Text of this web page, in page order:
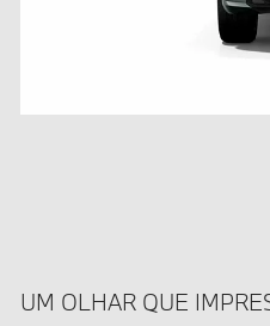
UM OLHAR QUE